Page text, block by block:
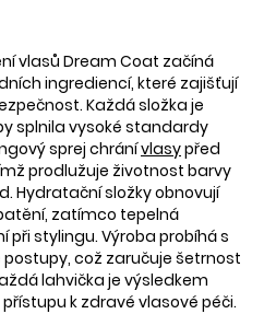
vlasů Dream Coat začíná
ingrediencí, které zajišťují
Každá složka je
splnila vysoké standardy
sprej chránívlasypřed
prodlužuje životnost barvy
Hydratační složky obnovují
zatímco tepelná
při stylingu. Výroba probíhá s
což zaručuje šetrnost
lahvička je výsledkem
k zdravé vlasové péči.